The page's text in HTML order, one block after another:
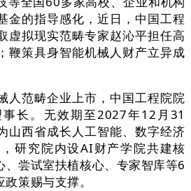
金的指导感化，近日，中国工程
虚拟现实范畴专家赵沁平担任高
鞭策具身智能机械人财产立异成
范畴企业上市，中国工程院院
长。无效期至2027年12月31
山西省成长人工智能、数字经济
研究院内设AI财产学院共建核
、尝试室扶植核心、专家智库等6
策赐与支撑。